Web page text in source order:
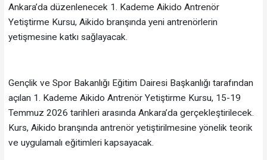
Ankara’da düzenlenecek 1. Kademe Aikido Antrenör
Yetiştirme Kursu, Aikido branşında yeni antrenörlerin
yetişmesine katkı sağlayacak.
Gençlik ve Spor Bakanlığı Eğitim Dairesi Başkanlığı tarafından
açılan 1. Kademe Aikido Antrenör Yetiştirme Kursu, 15-19
Temmuz 2026 tarihleri arasında Ankara’da gerçekleştirilecek.
Kurs, Aikido branşında antrenör yetiştirilmesine yönelik teorik
ve uygulamalı eğitimleri kapsayacak.